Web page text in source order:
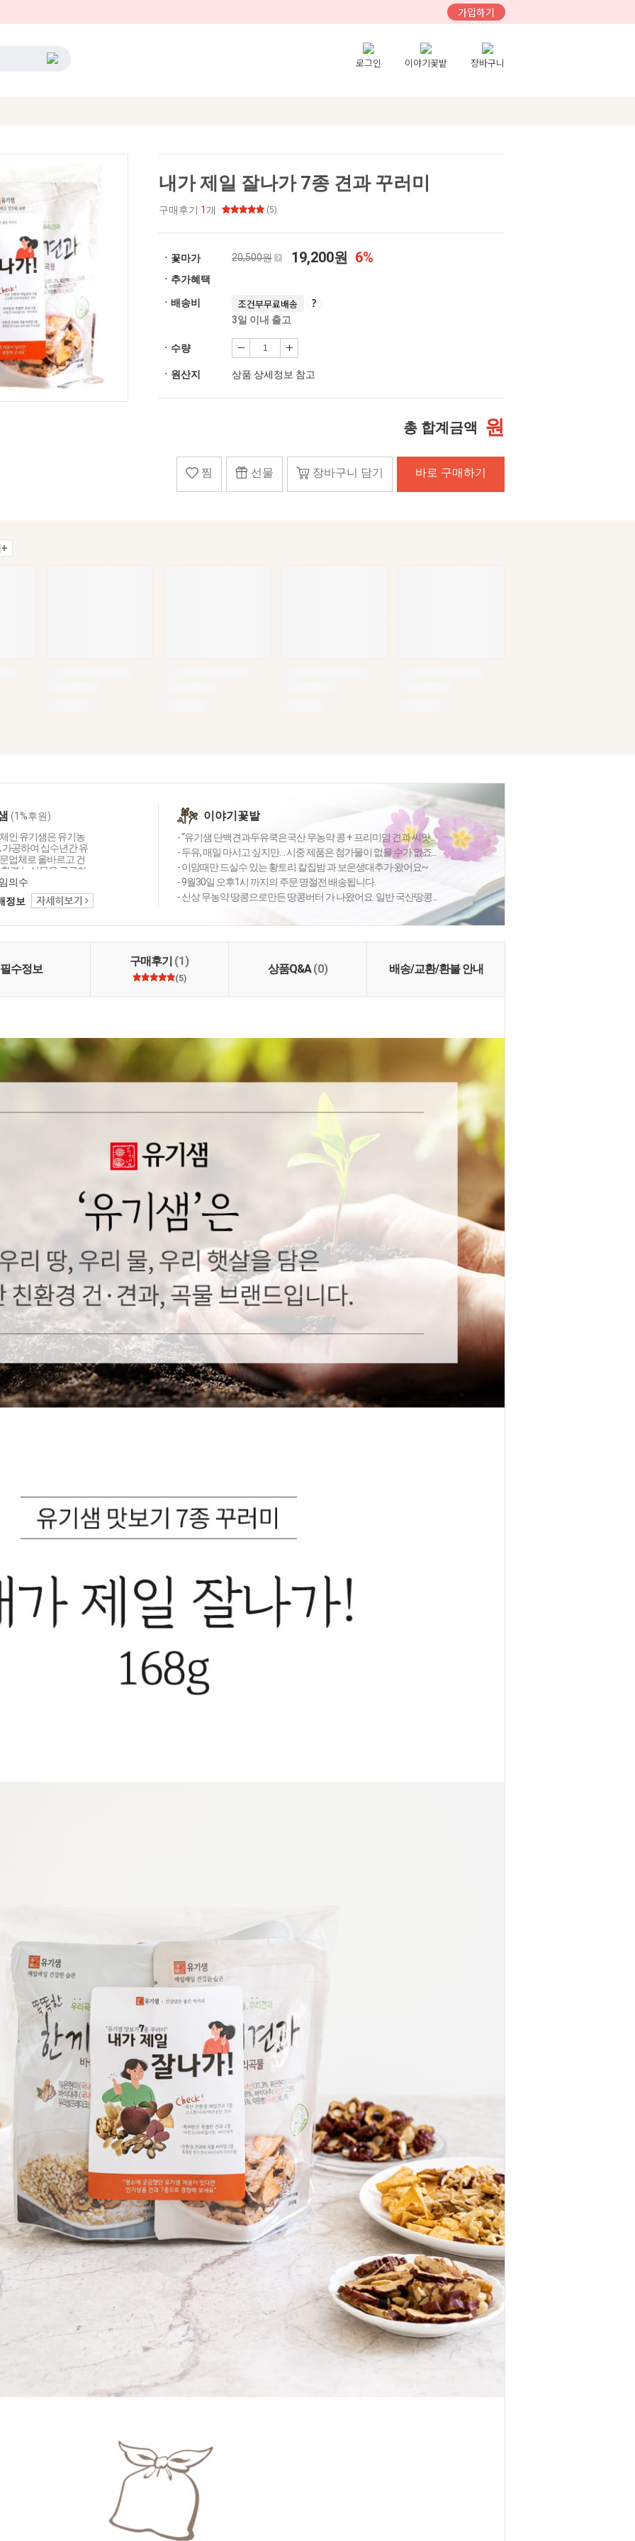
가입하기
로그인 이야기꽃밭 장바구니
내가 제일 잘나가 7종 견과 꾸러미
구매후기 1 개 (5)
ㆍ꽃마가 20,500원 19,200원 6%
ㆍ추가혜택
ㆍ배송비 조건부무료배송
3일 이내 출고
ㆍ수량
ㆍ원산지 상품 상세정보 참고
총 합계금액 원
찜 선물 장바구니 담기 바로 구매하기
(1%후원)
인 유기샘은 유기농
가공하여 십수년간 유
업체로 올바르고 건
경 농산물을 공급하
농업공동체입니다.
는 세 가지 약속 1.올
인이 지은 농산물로
들겠습니다. 3. 철저
의수
정보
이야기꽃밭
- “유기샘 단백견과두유쿡은국산 무농약 콩 + 프리미엄 견과·씨앗...
- 두유, 매일 마시고 싶지만… 시중 제품은 첨가물이 없을 수가 없죠...
- 이맘때만 드실수 있는 황토리 칼집밤 과 보은생대추가 왔어요~
- 9월30일 오후1시 까지의 주문 명절전 배송됩니다.
- 신상 무농약 땅콩으로만든 땅콩버터 가 나왔어요. 일반 국산땅콩...
필수정보
구매후기 (1)
(5)
상품Q&A(0) 배송/교환/환불 안내